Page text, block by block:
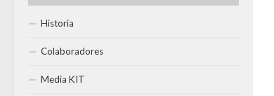
Historia
Colaboradores
Media KIT